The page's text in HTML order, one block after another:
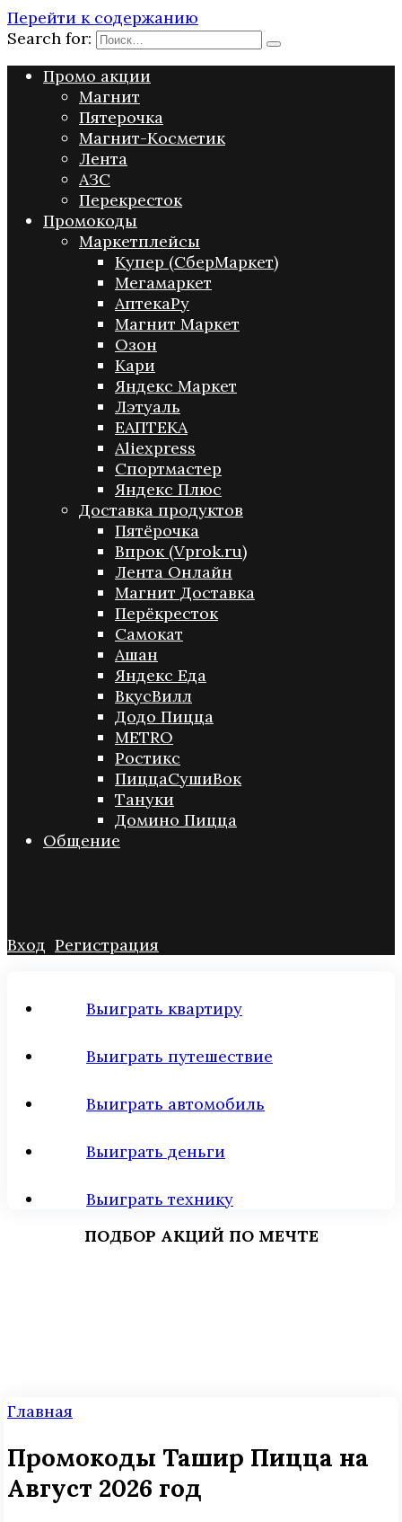
Перейти к содержанию
Search for:
Промо акции
Магнит
Пятерочка
Магнит-Косметик
Лента
АЗС
Перекресток
Промокоды
Маркетплейсы
Купер (СберМаркет)
Мегамаркет
АптекаРу
Магнит Маркет
Озон
Кари
Яндекс Маркет
Лэтуаль
ЕАПТЕКА
Aliexpress
Спортмастер
Яндекс Плюс
Доставка продуктов
Пятёрочка
Впрок (Vprok.ru)
Лента Онлайн
Магнит Доставка
Перёкресток
Самокат
Ашан
Яндекс Еда
ВкусВилл
Додо Пицца
METRO
Ростикс
ПиццаСушиВок
Тануки
Домино Пицца
Общение
Вход Регистрация
Выиграть квартиру
Выиграть путешествие
Выиграть автомобиль
Выиграть деньги
Выиграть технику
ПОДБОР АКЦИЙ ПО МЕЧТЕ
Главная
Промокоды Ташир Пицца на
Август 2026 год